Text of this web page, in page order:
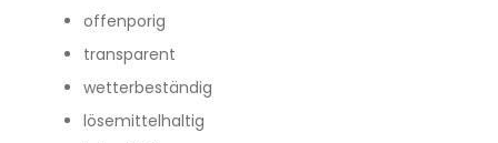
offenporig
transparent
wetterbeständig
lösemittelhaltig